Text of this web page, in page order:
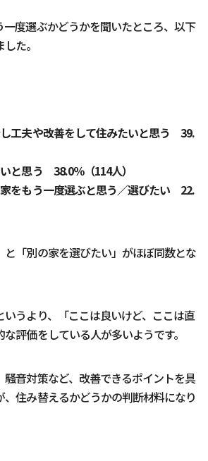
度選ぶかどうかを聞いたところ、以下
た。
工夫や改善をして住みたいと思う 39.
と思う 38.0％（114人）
をもう一度選ぶと思う／選びたい 22.
と「別の家を選びたい」がほぼ同数とな
うより、「ここは良いけど、ここは直
評価をしている人が多いようです。
音対策など、改善できるポイントを具
住み替えるかどうかの判断材料になり